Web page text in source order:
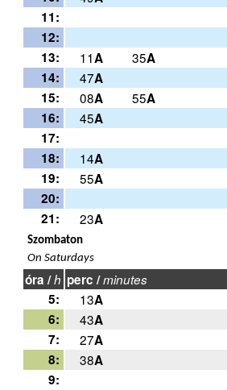
11:
12:
13:
11A 35A
14:
47A
15:
08A 55A
16:
45A
17:
18:
14A
19:
55A
20:
21:
23A
Szombaton
On Saturdays
óra /h perc /minutes
5: 13A
6:
43A
7:
27A
8:
38A
9: